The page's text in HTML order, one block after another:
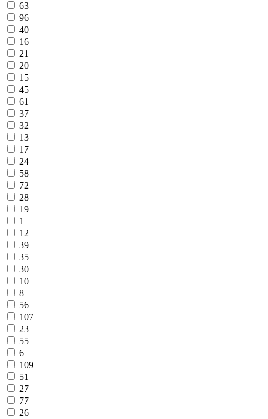
63
96
40
16
21
20
15
45
61
37
32
13
17
24
58
72
28
19
1
12
39
35
30
10
8
56
107
23
55
6
109
51
27
77
26